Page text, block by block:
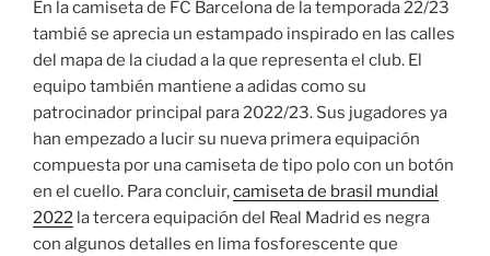
En la camiseta de FC Barcelona de la temporada 22/23
tambié se aprecia un estampado inspirado en las calles
del mapa de la ciudad a la que representa el club. El
equipo también mantiene a adidas como su
patrocinador principal para 2022/23. Sus jugadores ya
han empezado a lucir su nueva primera equipación
compuesta por una camiseta de tipo polo con un botón
en el cuello. Para concluir,camiseta de brasil mundial
2022 la tercera equipación del Real Madrid es negra
con algunos detalles en lima fosforescente que